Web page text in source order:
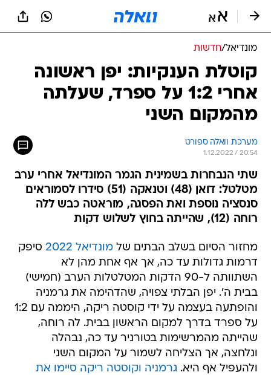
מונדיאל/חדשות
קוטלת הענקיות: יפן ראשונה
אחרי 1:2 על ספרד, שעלתה
מהמקום השני
מערכת וואלה ספורט
1.12.2022 / 20:54
שתי הנבחרות בשמינית הגמר המונדיאל אחרי ערב
מטלטל: דואן (48) וטנאקה (51) סידרו לסמוראים
סנסציה נוספת ואת הפסגה, מוראטה כבש ללה
רוחה (12), שהייתה בחוץ לשלוש דקות
מחזור הסיום בשלב הבתים שלמונדיאל 2022
סיפק
דרמות גדולות עד כה, אך אף אחת מהן לא
השתוותה ל-90 הדקות המטלטלות הערב (חמישי)
בבית ה'. יפן הבלתי צפויה, שהדהימה את גרמניה
והופתעה בעצמה על ידי קוסטה ריקה, היממה עם 1:2
על ספרד בדרך למקום הראשון בבית. לה רוחה,
שהייתה מהמרשימות בטורניר עד כה, נבהלה
ונלחצה, אך הצליחה לשמור על המקום השני
ולהעפיל אף היא. גרמניה וקוסטה ריקה סיימו את